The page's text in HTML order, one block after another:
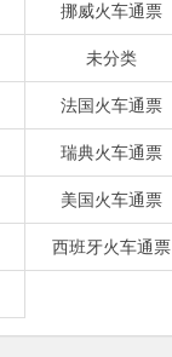
挪威火车通票
未分类
法国火车通票
瑞典火车通票
美国火车通票
西班牙火车通票